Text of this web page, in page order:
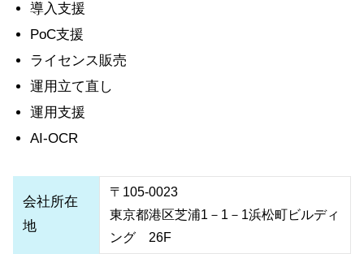
導入支援
PoC支援
ライセンス販売
運用立て直し
運用支援
AI-OCR
会社所在
地
〒105-0023
東京都港区芝浦1－1－1浜松町ビルディ
ング 26F